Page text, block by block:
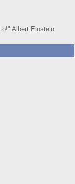
Albert Einstein